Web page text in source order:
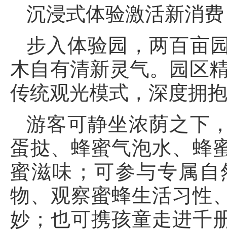
沉浸式体验激活新消费
步入体验园，两百亩
木自有清新灵气。园区
传统观光模式，深度拥
游客可静坐浓荫之下
蛋挞、蜂蜜气泡水、蜂
蜜滋味；可参与专属
物、观察蜜蜂生活习性
妙；也可携孩童走进千